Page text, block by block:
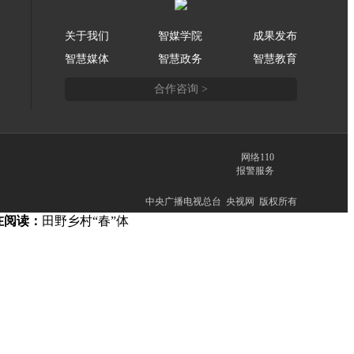
关于我们 智媒学院
成果发布
智慧媒体
智慧政务 智慧教育
合作咨询 >
网络110
报警服务
中央广播电视总台 央视网 版权所有
读： 田野乡村“春”体